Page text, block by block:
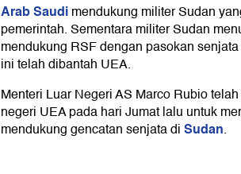
Arab Saudimendukung militer Sudan
pemerintah. Sementara militer Sudan
mendukung RSF dengan pasokan
ini telah dibantah UEA.
Menteri Luar Negeri AS Marco Rubio
negeri UEA pada hari Jumat lalu untuk
mendukung gencatan senjata diSudan.